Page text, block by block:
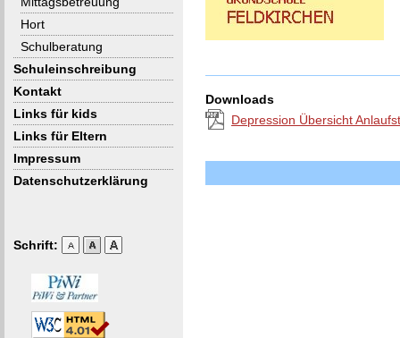
Hort
Schulberatung
Schuleinschreibung
Kontakt
Links für kids
Links für Eltern
Impressum
Datenschutzerklärung
Schrift:
Downloads
Depression Übersicht